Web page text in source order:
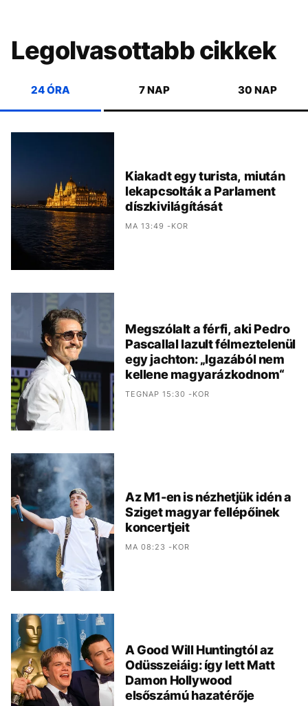
Legolvasottabb cikkek
24 ÓRA 7 NAP 30 NAP
Kiakadt egy turista, miután
lekapcsolták a Parlament
díszkivilágítását
MA 13:49 -KOR
Megszólalt a férfi, aki Pedro
Pascallal lazult félmeztelenül
egy jachton: „Igazából nem
kellene magyarázkodnom“
TEGNAP 15:30 -KOR
Az M1-en is nézhetjük idén a
Sziget magyar fellépőinek
koncertjeit
MA 08:23 -KOR
A Good Will Huntingtól az
Odüsszeiáig: így lett Matt
Damon Hollywood
elsőszámú hazatérője